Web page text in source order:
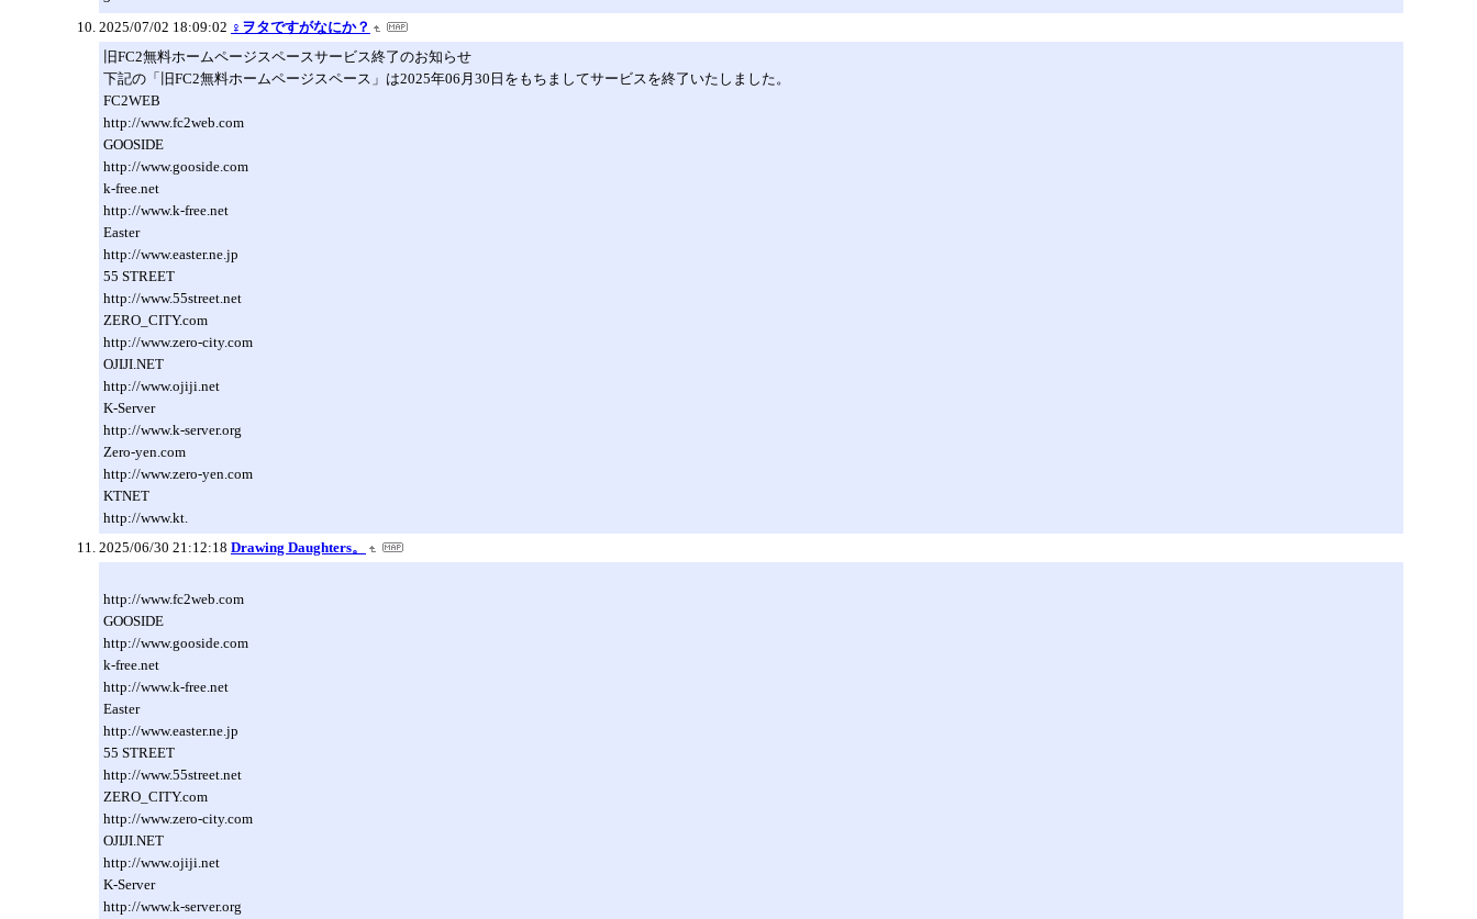
2025/07/02 18:09:02 ♀ヲタですがなにか？
旧FC2無料ホームページスペースサービス終了のお知らせ
下記の「旧FC2無料ホームページスペース」は2025年06月30日をもちましてサービスを終了いたしました。
FC2WEB
http://www.fc2web.com
GOOSIDE
http://www.gooside.com
k-free.net
http://www.k-free.net
Easter
http://www.easter.ne.jp
55 STREET
http://www.55street.net
ZERO_CITY.com
http://www.zero-city.com
OJIJI.NET
http://www.ojiji.net
K-Server
http://www.k-server.org
Zero-yen.com
http://www.zero-yen.com
KTNET
http://www.kt.
2025/06/30 21:12:18 Drawing Daughters。
http://www.fc2web.com
GOOSIDE
http://www.gooside.com
k-free.net
http://www.k-free.net
Easter
http://www.easter.ne.jp
55 STREET
http://www.55street.net
ZERO_CITY.com
http://www.zero-city.com
OJIJI.NET
http://www.ojiji.net
K-Server
http://www.k-server.org